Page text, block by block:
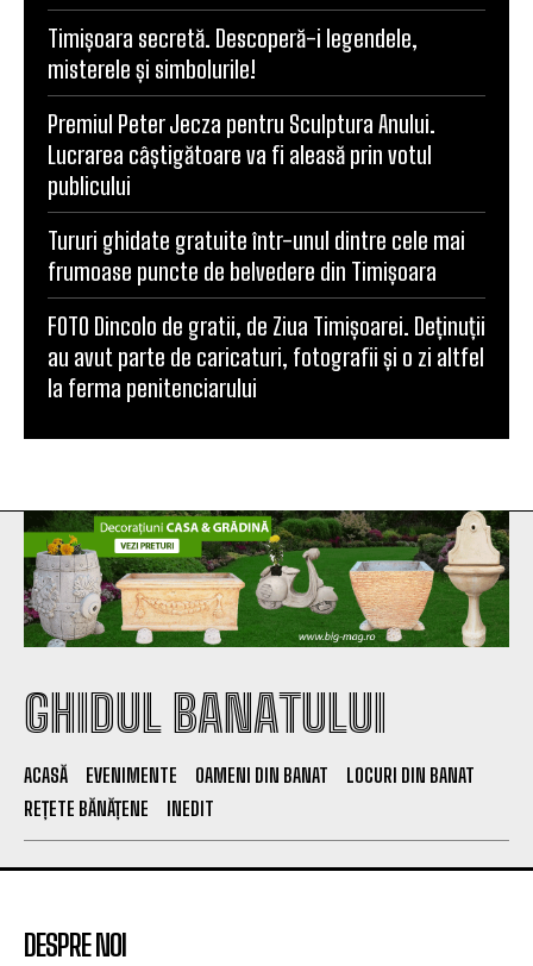
Timișoara secretă. Descoperă-i legendele,
misterele și simbolurile!
Premiul Peter Jecza pentru Sculptura Anului.
Lucrarea câștigătoare va fi aleasă prin votul
publicului
Tururi ghidate gratuite într-unul dintre cele mai
frumoase puncte de belvedere din Timișoara
FOTO Dincolo de gratii, de Ziua Timișoarei. Deținuții
au avut parte de caricaturi, fotografii și o zi altfel
la ferma penitenciarului
GHIDUL BANATULUI
ACASĂ EVENIMENTE OAMENI DIN BANAT
LOCURI DIN BANAT
REȚETE BĂNĂȚENE
INEDIT
DESPRE NOI